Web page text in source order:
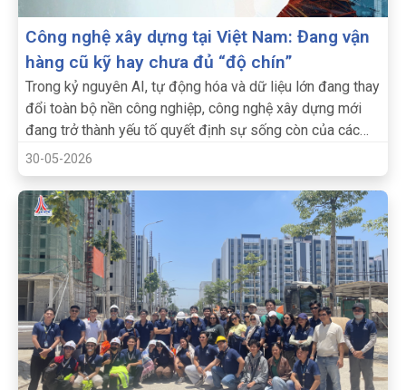
Công nghệ xây dựng tại Việt Nam: Đang vận
hàng cũ kỹ hay chưa đủ “độ chín”
Trong kỷ nguyên AI, tự động hóa và dữ liệu lớn đang thay
đổi toàn bộ nền công nghiệp, công nghệ xây dựng mới
đang trở thành yếu tố quyết định sự sống còn của các
doanh nghiệp.
30-05-2026